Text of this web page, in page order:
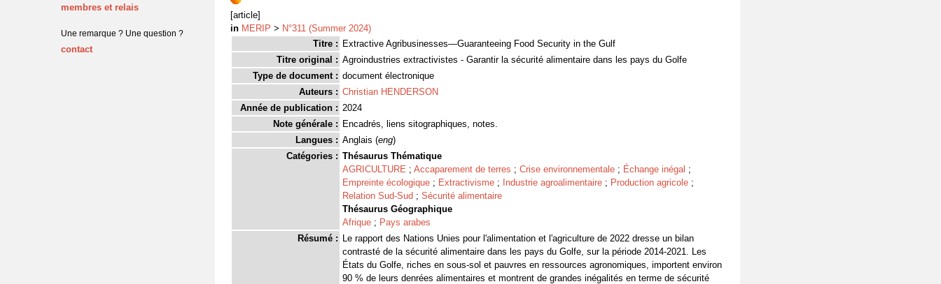
[article]
in MERIP > N°311 (Summer 2024)
Titre : Extractive Agribusinesses—Guaranteeing Food Security in the Gulf
Titre original : Agroindustries extractivistes - Garantir la sécurité alimentaire dans les pays du Golfe
Type de document : document électronique
Auteurs : Christian HENDERSON
Année de publication : 2024
Note générale : Encadrés, liens sitographiques, notes.
Langues : Anglais (eng)
Catégories : Thésaurus Thématique
AGRICULTURE ; Accaparement de terres ; Crise environnementale ; Échange inégal ;
Empreinte écologique ; Extractivisme ; Industrie agroalimentaire ; Production agricole ;
Relation Sud-Sud ; Sécurité alimentaire
Thésaurus Géographique
Afrique ; Pays arabes
Résumé : Le rapport des Nations Unies pour l'alimentation et l'agriculture de 2022 dresse un bilan
contrasté de la sécurité alimentaire dans les pays du Golfe, sur la période 2014-2021. Les
États du Golfe, riches en sous-sol et pauvres en ressources agronomiques, importent environ
90 % de leurs denrées alimentaires et montrent de grandes inégalités en terme de sécurité
membres et relais
Une remarque ? Une question ?
contact